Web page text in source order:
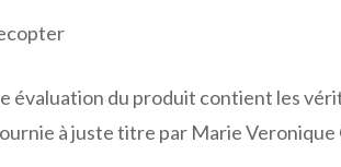
évaluation du produit contient les
à juste titre par Marie